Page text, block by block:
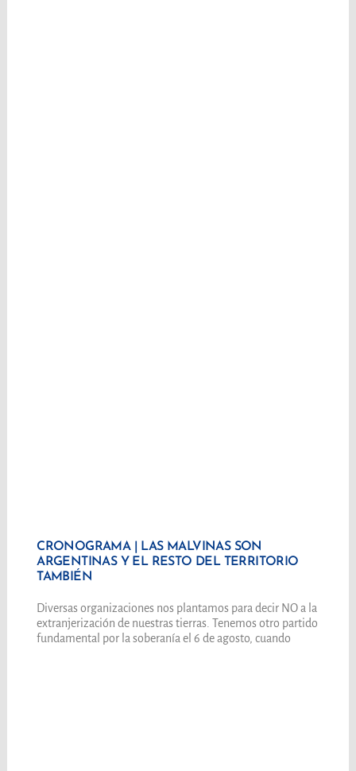
CRONOGRAMA | LAS MALVINAS SON
ARGENTINAS Y EL RESTO DEL TERRITORIO
TAMBIÉN
Diversas organizaciones nos plantamos para decir NO a la
extranjerización de nuestras tierras. Tenemos otro partido
fundamental por la soberanía el 6 de agosto, cuando